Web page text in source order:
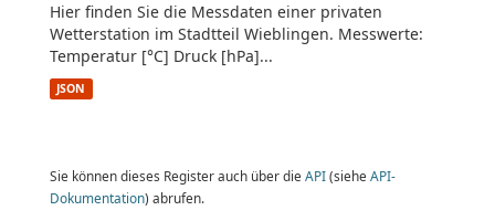
Hier finden Sie die Messdaten einer privaten
Wetterstation im Stadtteil Wieblingen. Messwerte:
Temperatur [°C] Druck [hPa]...
JSON
Sie können dieses Register auch über die API(siehe API-
Dokumentation) abrufen.